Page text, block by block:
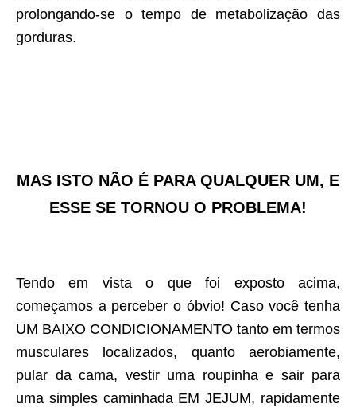
prolongando-se o tempo de metabolização das
gorduras.
MAS ISTO NÃO É PARA QUALQUER UM, E
ESSE SE TORNOU O PROBLEMA!
Tendo em vista o que foi exposto acima,
começamos a perceber o óbvio! Caso você tenha
UM BAIXO CONDICIONAMENTO tanto em termos
musculares localizados, quanto aerobiamente,
pular da cama, vestir uma roupinha e sair para
uma simples caminhada EM JEJUM, rapidamente